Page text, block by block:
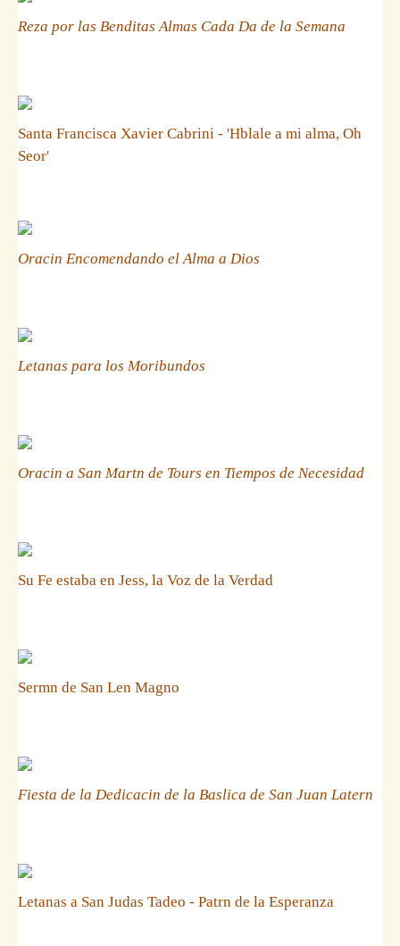
Reza por las Benditas Almas Cada Da de la Semana
Santa Francisca Xavier Cabrini - 'Hblale a mi alma, Oh
Seor'
Oracin Encomendando el Alma a Dios
Letanas para los Moribundos
Oracin a San Martn de Tours en Tiempos de Necesidad
Su Fe estaba en Jess, la Voz de la Verdad
Sermn de San Len Magno
Fiesta de la Dedicacin de la Baslica de San Juan Latern
Letanas a San Judas Tadeo - Patrn de la Esperanza